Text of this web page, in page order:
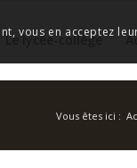
Le lycée-collège
Vous êtes ici :
vous en acceptez